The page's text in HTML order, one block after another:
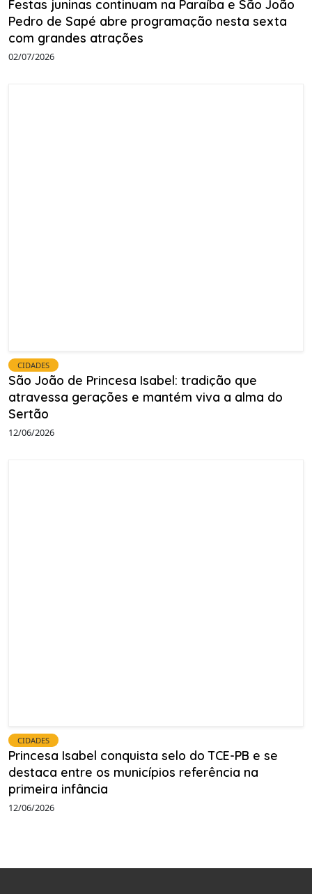
Festas juninas continuam na Paraíba e São João
Pedro de Sapé abre programação nesta sexta
com grandes atrações
02/07/2026
CIDADES
São João de Princesa Isabel: tradição que
atravessa gerações e mantém viva a alma do
Sertão
12/06/2026
CIDADES
Princesa Isabel conquista selo do TCE-PB e se
destaca entre os municípios referência na
primeira infância
12/06/2026